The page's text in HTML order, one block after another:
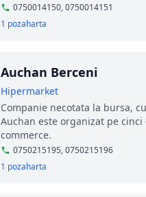
0750014150, 0750014151
1 pozaharta
Auchan Berceni
Hipermarket
Companie necotata la bursa,
Auchan este organizat pe
commerce.
0750215195, 0750215196
1 pozaharta